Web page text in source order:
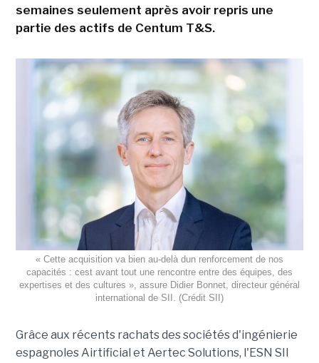
semaines seulement après avoir repris une
partie des actifs de Centum T&S.
« Cette acquisition va bien au-delà dun renforcement de nos
capacités : cest avant tout une rencontre entre des équipes, des
expertises et des cultures », assure Didier Bonnet, directeur général
international de SII. (Crédit SII)
Grâce aux récents rachats des sociétés d'ingénierie
espagnoles Airtificial et Aertec Solutions, l'ESN SII